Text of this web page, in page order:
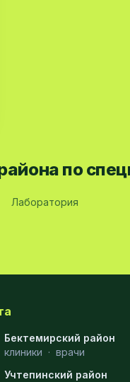
по
Лаборатория
Бектемирский район
клиники · врачи
Учтепинский район